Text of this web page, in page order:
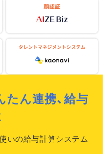
ん連携、給与
いの給与計算システム